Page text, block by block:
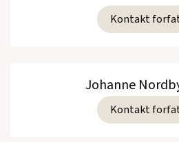
Kontakt
Johanne
Kontakt